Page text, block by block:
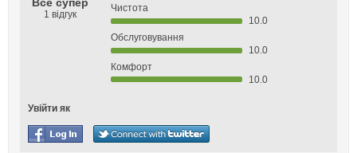
1 відгук
Чистота
10.0
Обслуговування
10.0
Комфорт
10.0
Увійти як